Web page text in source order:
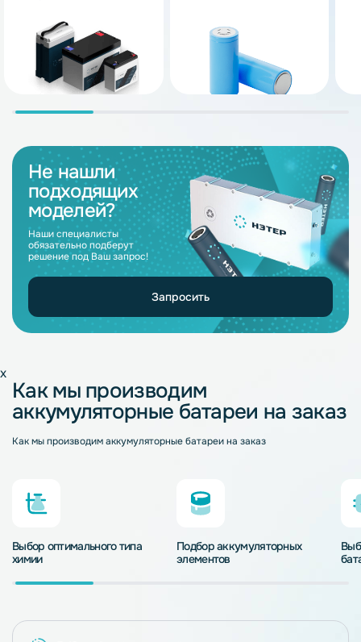
Не нашли
подходящих
моделей?
Наши специалисты
обязательно подберут
решение под Ваш запрос!
Запросить
x
Как мы производим
аккумуляторные батареи на заказ
Как мы производим аккумуляторные батареи на заказ
Выбор оптимального типа
химии
Подбор аккумуляторных
элементов